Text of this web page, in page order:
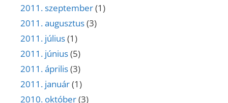
2011. szeptember(1)
2011. augusztus(3)
2011. július(1)
2011. június(5)
2011. április(3)
2011. január(1)
2010. október(3)